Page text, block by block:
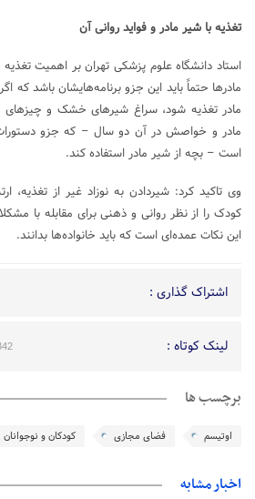
تغذیه با شیر مادر و فواید روانی آن
استاد دانشگاه علوم پزشکی تهران بر اهمیت
مادرها حتماً باید این جزو برنامه‌هایشان باشد که
مادر تغذیه شود، سراغ شیرهای خشک و چیزهای
مادر و خواصش در آن دو سال – که جزو
است – بچه از شیر مادر استفاده کند.
وی تاکید کرد: شیردادن به نوزاد غیر از تغذیه،
کودک را از نظر روانی و ذهنی برای مقابله با
این نکات عمده‌ای است که باید خانواده‌ها بدانند.
اشتراک گذاری :
لینک کوتاه :
برچسب ها
اوتیسم فضای مجازی کودکان و نوجوانان
اخبار مشابه